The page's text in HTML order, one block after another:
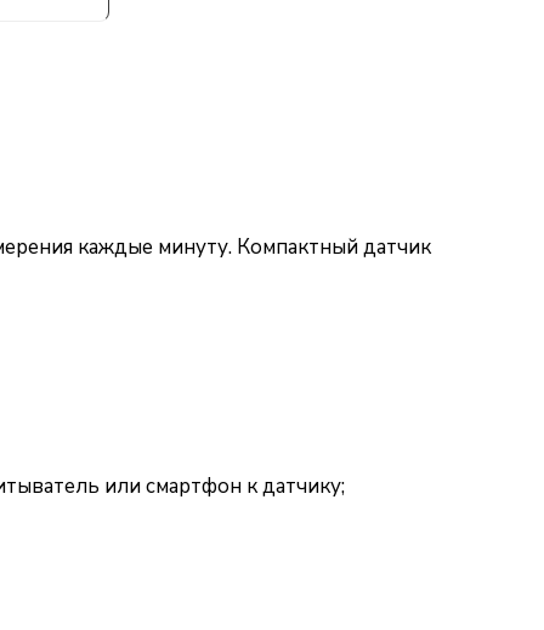
каждые минуту. Компактный датчик
или смартфон к датчику;